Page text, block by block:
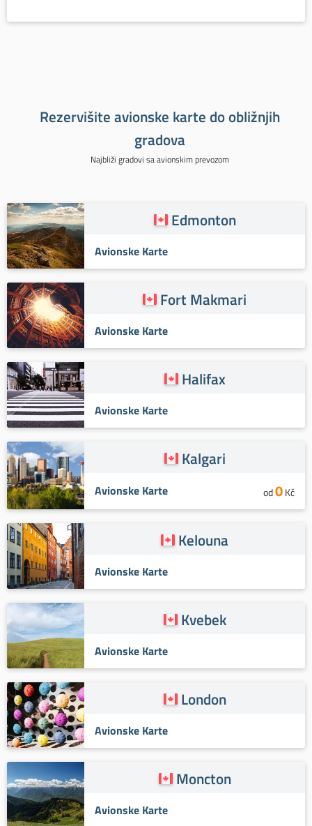
Rezervišite avionske karte do obližnjih
gradova
Najbliži gradovi sa avionskim prevozom
Edmonton
Avionske Karte
Fort Makmari
Avionske Karte
Halifax
Avionske Karte
Kalgari
Avionske Karte od0Kč
Kelouna
Avionske Karte
Kvebek
Avionske Karte
London
Avionske Karte
Moncton
Avionske Karte